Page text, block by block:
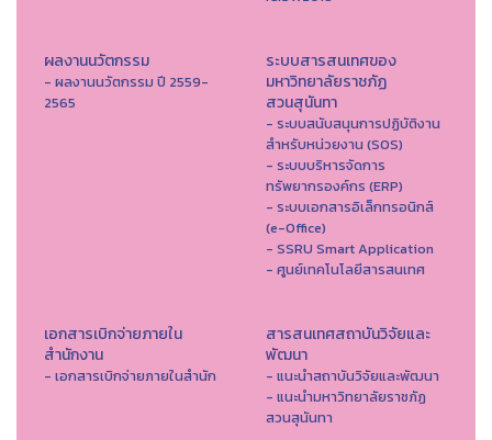
ผลงานนวัตกรรม
- ผลงานนวัตกรรม ปี 2559-
2565
ระบบสารสนเทศของ
มหาวิทยาลัยราชภัฏ
สวนสุนันทา
- ระบบสนับสนุนการปฏิบัติงาน
สำหรับหน่วยงาน (SOS)
- ระบบบริหารจัดการ
ทรัพยากรองค์กร (ERP)
- ระบบเอกสารอิเล็กทรอนิกส์
(e-Office)
- SSRU Smart Application
- ศูนย์เทคโนโลยีสารสนเทศ
เอกสารเบิกจ่ายภายใน
สำนักงาน
- เอกสารเบิกจ่ายภายในสำนัก
สารสนเทศสถาบันวิจัยและ
พัฒนา
- แนะนำสถาบันวิจัยและพัฒนา
- แนะนำมหาวิทยาลัยราชภัฏ
สวนสุนันทา